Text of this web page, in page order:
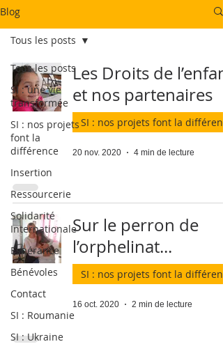
Blog
Tous les posts
SI : une vie
transformée
SI : nos projets
font la
différence
Insertion
Ressourcerie
Solidarité
Internationale
Espérance
Bénévoles
Contact
SI : Roumanie
SI : Ukraine
Tous les posts
Les Droits de l’enfant
et nos partenaires
SI : nos projets font la
20 nov. 2020 4 min de lecture
Sur le perron de
l’orphelinat...
SI : nos projets font la
16 oct. 2020 2 min de lecture